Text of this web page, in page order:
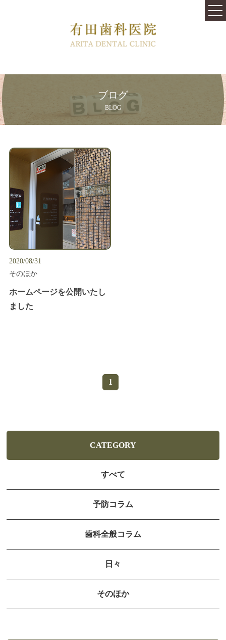
快適な治療と心地よい空間を提供します
むし歯の治療跡や銀歯をきれいにしたい
口内環境を変えるバクテリアセラピー
歯が虫歯にならないために
従来より痛みや不安が少ない歯周病治療
お子さまの歯並びを健やかに整えます
入れ歯があわない・痛い方へ
歯を白くしたい・キレイに見せたい方へ
ブログ
BLOG
2020/08/31
そのほか
ホームページを公開いたし
ました
1
CATEGORY
すべて
予防コラム
歯科全般コラム
日々
そのほか